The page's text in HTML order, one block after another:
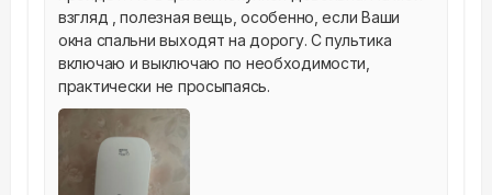
взгляд , полезная вещь, особенно, если Ваши
окна спальни выходят на дорогу. С пультика
включаю и выключаю по необходимости,
практически не просыпаясь.